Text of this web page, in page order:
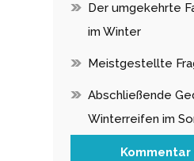
Der umgekehrte
im Winter
Meistgestellte
Abschließende
Winterreifen im